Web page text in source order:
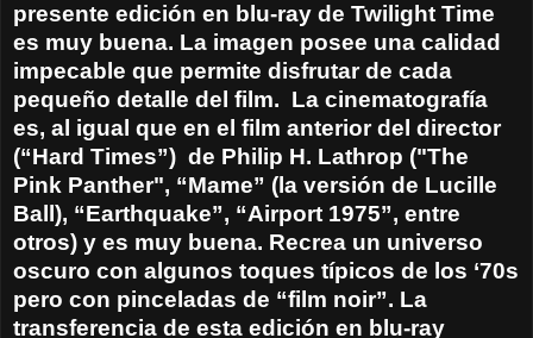
presente edición en blu-ray de Twilight Time
es muy buena. La imagen posee una calidad
impecable que permite disfrutar de cada
pequeño detalle del film. La cinematografía
es, al igual que en el film anterior del director
(“Hard Times”) de Philip H. Lathrop ("The
Pink Panther", “Mame” (la versión de Lucille
Ball), “Earthquake”, “Airport 1975”, entre
otros) y es muy buena. Recrea un universo
oscuro con algunos toques típicos de los ‘70s
pero con pinceladas de “film noir”. La
transferencia de esta edición en blu-ray